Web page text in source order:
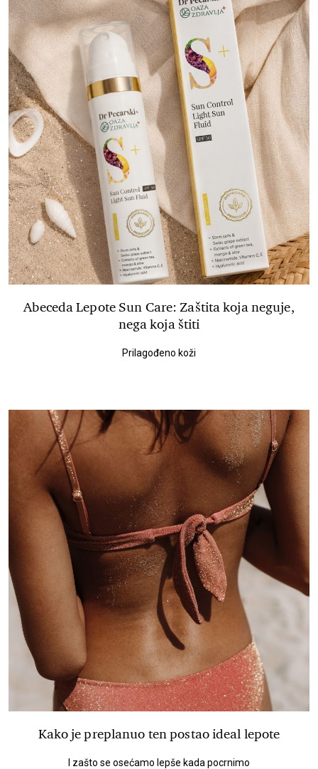
Abeceda Lepote Sun Care: Zaštita koja neguje,
nega koja štiti
Prilagođeno koži
Kako je preplanuo ten postao ideal lepote
I zašto se osećamo lepše kada pocrnimo